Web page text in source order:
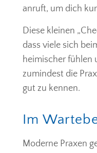
anruft, um dich
Diese kleinen
dass viele sich
heimischer fühlen
zumindest die
gut zu kennen.
Im
Moderne Praxen